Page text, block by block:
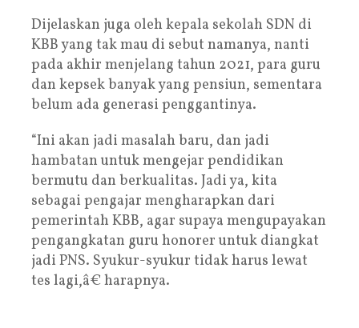
Dijelaskan juga oleh kepala sekolah SDN di
KBB yang tak mau di sebut namanya, nanti
pada akhir menjelang tahun 2021, para guru
dan kepsek banyak yang pensiun, sementara
belum ada generasi penggantinya.
“Ini akan jadi masalah baru, dan jadi
hambatan untuk mengejar pendidikan
bermutu dan berkualitas. Jadi ya, kita
sebagai pengajar mengharapkan dari
pemerintah KBB, agar supaya mengupayakan
pengangkatan guru honorer untuk diangkat
jadi PNS. Syukur-syukur tidak harus lewat
tes lagi,â€ harapnya.